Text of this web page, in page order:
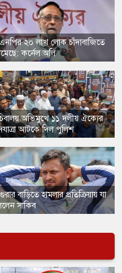
২০ লাখ লোক চাঁদাবাজিতে
কর্নেল অলি
অভিমুখে ১১ দলীয় ঐক্যের
আটকে দিল পুলিশ
বাড়িতে হামলার প্রতিক্রিয়ায় যা
সাকিব